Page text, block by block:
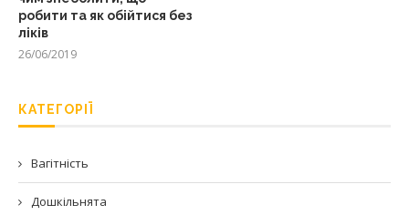
робити та як обійтися без
ліків
26/06/2019
КАТЕГОРІЇ
Вагітність
Дошкільнята